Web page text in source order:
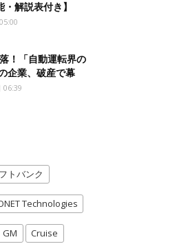
解説表付き】
！「自動運転界の
企業、破産で幕
06:39
トバンク
Technologies
GM Cruise